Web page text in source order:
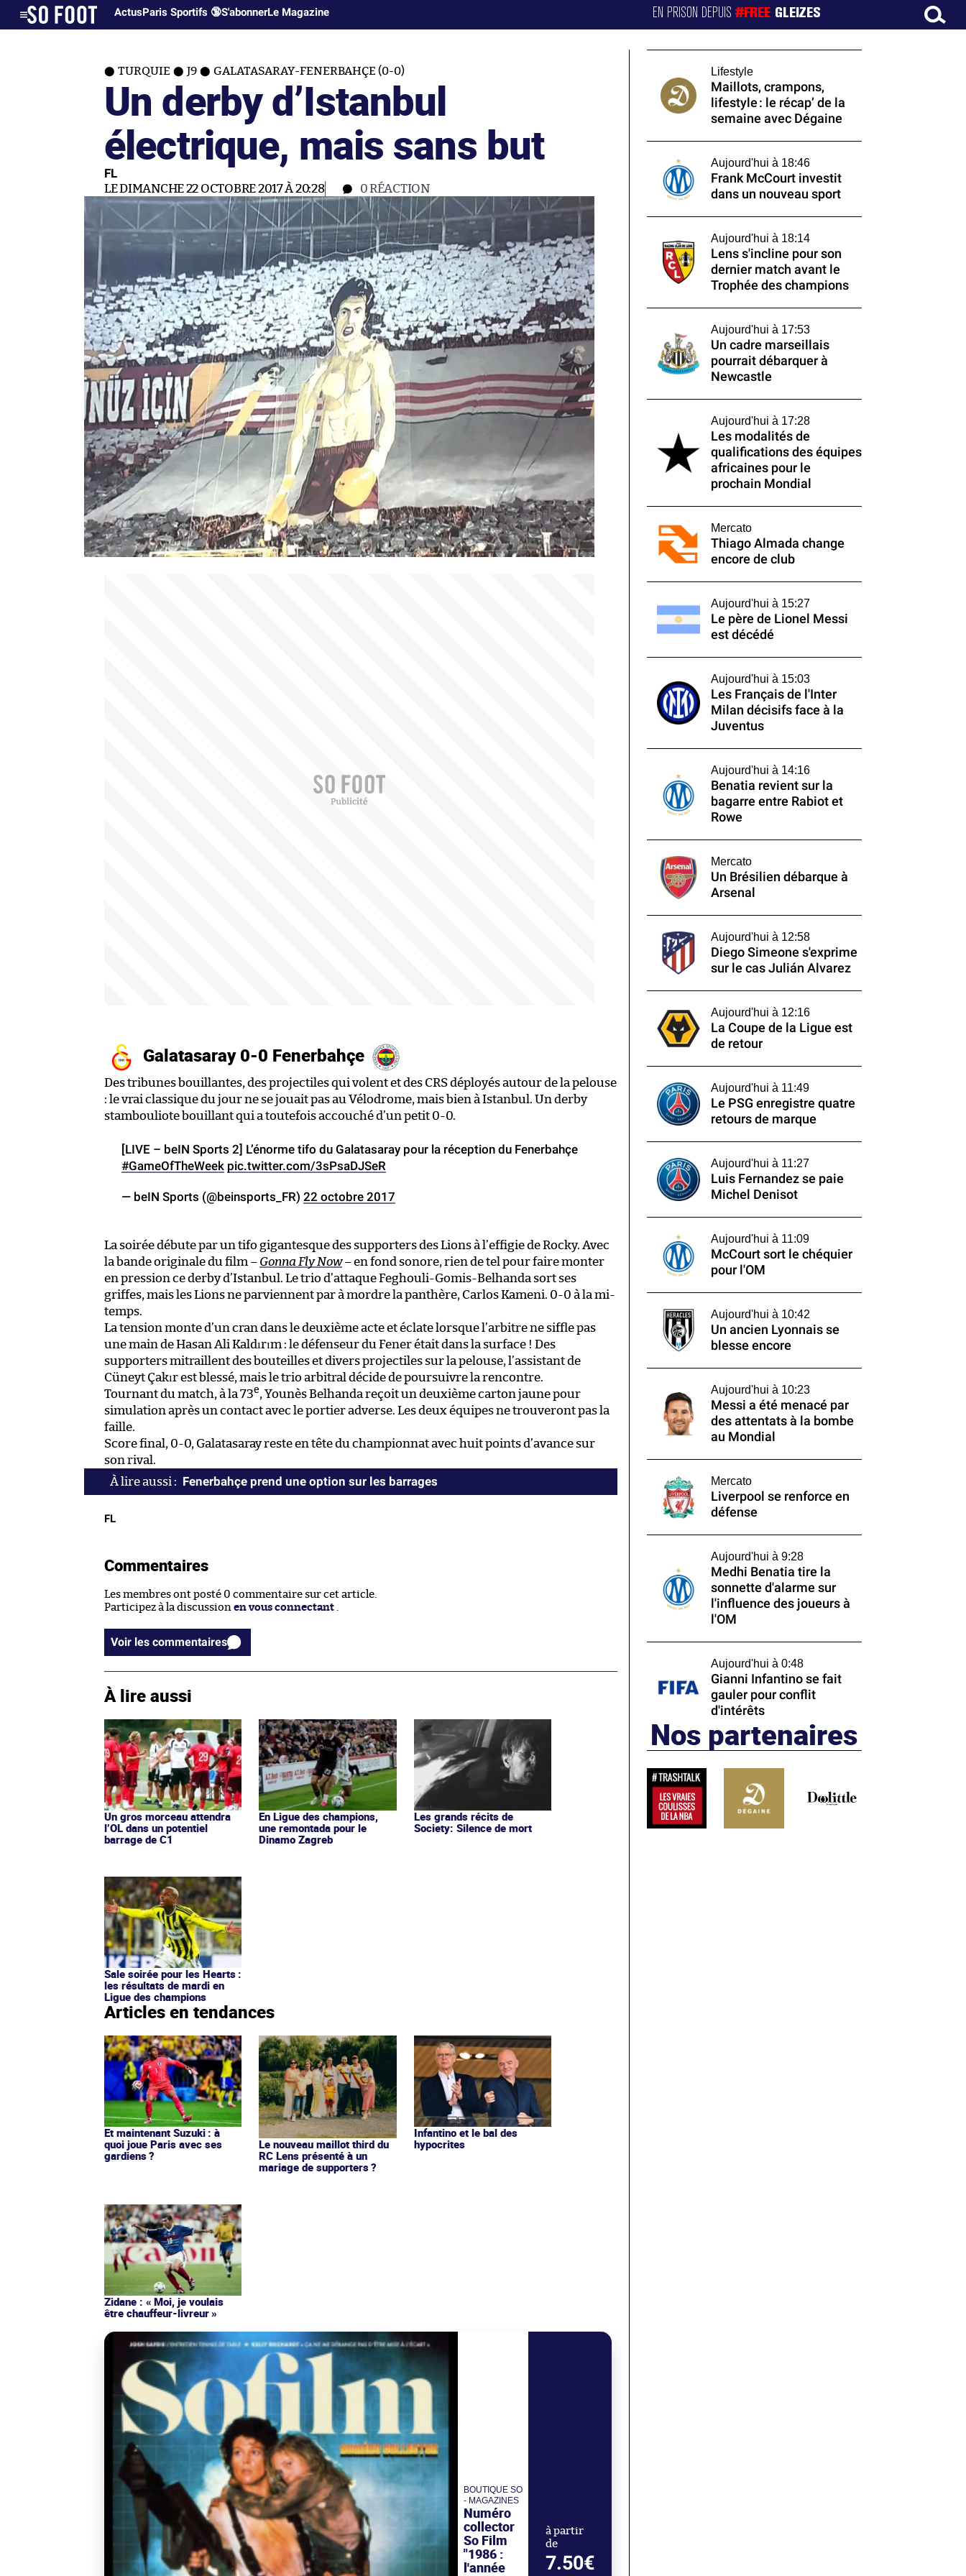
ActusParis Sportifs 🔞S'abonnerLe Magazine EN PRISON DEPUIS#FREE GLEIZES
TURQUIE J9 GALATASARAY-FENERBAHÇE (0-0)
Un derby d’Istanbul
électrique, mais sans but
FL
LE DIMANCHE 22 OCTOBRE 2017 À 20:28 0RÉACTION
Galatasaray 0-0 Fenerbahçe
Des tribunes bouillantes, des projectiles qui volent et des CRS déployés autour de la pelouse
: le vrai classique du jour ne se jouait pas au Vélodrome, mais bien à Istanbul. Un derby
stambouliote bouillant qui a toutefois accouché d’un petit 0-0.
[LIVE – beIN Sports 2] L’énorme tifo du Galatasaray pour la réception du Fenerbahçe
#GameOfTheWeek pic.twitter.com/3sPsaDJSeR
— beIN Sports (@beinsports_FR) 22 octobre 2017
La soirée débute par un tifo gigantesque des supporters des Lions à l’effigie de Rocky. Avec
la bande originale du film – Gonna Fly Now– en fond sonore, rien de tel pour faire monter
en pression ce derby d’Istanbul. Le trio d’attaque Feghouli-Gomis-Belhanda sort ses
griffes, mais les Lions ne parviennent par à mordre la panthère, Carlos Kameni. 0-0 à la mi-
temps.
La tension monte d’un cran dans le deuxième acte et éclate lorsque l’arbitre ne siffle pas
une main de Hasan Ali Kaldırım : le défenseur du Fener était dans la surface ! Des
supporters mitraillent des bouteilles et divers projectiles sur la pelouse, l’assistant de
Cüneyt Çakır est blessé, mais le trio arbitral décide de poursuivre la rencontre.
Tournant du match, à la 73e, Younès Belhanda reçoit un deuxième carton jaune pour
simulation après un contact avec le portier adverse. Les deux équipes ne trouveront pas la
faille.
Score final, 0-0, Galatasaray reste en tête du championnat avec huit points d’avance sur
son rival.
Fenerbahçe prend une option sur les barrages
FL
Commentaires
Les membres ont posté 0 commentaire sur cet article.
Participez à la discussion en vous connectant
Voir les commentaires
À lire aussi
Un gros morceau attendra
l’OL dans un potentiel
barrage de C1
En Ligue des champions,
une remontada pour le
Dinamo Zagreb
Les grands récits de
Society: Silence de mort
Sale soirée pour les Hearts :
les résultats de mardi en
Ligue des champions
Articles en tendances
Et maintenant Suzuki : à
quoi joue Paris avec ses
gardiens ?
Le nouveau maillot third du
RC Lens présenté à un
mariage de supporters ?
Infantino et le bal des
hypocrites
Zidane : « Moi, je voulais
être chauffeur-livreur »
BOUTIQUE SO
- MAGAZINES
Numéro
collector
So Film
"1986 :
l'année
à partir
de
7.50€
Lifestyle
Maillots, crampons,
lifestyle : le récap’ de la
semaine avec Dégaine
Aujourd'hui à 18:46
Frank McCourt investit
dans un nouveau sport
Aujourd'hui à 18:14
Lens s'incline pour son
dernier match avant le
Trophée des champions
Aujourd'hui à 17:53
Un cadre marseillais
pourrait débarquer à
Newcastle
Aujourd'hui à 17:28
Les modalités de
qualifications des équipes
africaines pour le
prochain Mondial
Mercato
Thiago Almada change
encore de club
Aujourd'hui à 15:27
Le père de Lionel Messi
est décédé
Aujourd'hui à 15:03
Les Français de l'Inter
Milan décisifs face à la
Juventus
Aujourd'hui à 14:16
Benatia revient sur la
bagarre entre Rabiot et
Rowe
Mercato
Un Brésilien débarque à
Arsenal
Aujourd'hui à 12:58
Diego Simeone s'exprime
sur le cas Julián Alvarez
Aujourd'hui à 12:16
La Coupe de la Ligue est
de retour
Aujourd'hui à 11:49
Le PSG enregistre quatre
retours de marque
Aujourd'hui à 11:27
Luis Fernandez se paie
Michel Denisot
Aujourd'hui à 11:09
McCourt sort le chéquier
pour l'OM
Aujourd'hui à 10:42
Un ancien Lyonnais se
blesse encore
Aujourd'hui à 10:23
Messi a été menacé par
des attentats à la bombe
au Mondial
Mercato
Liverpool se renforce en
défense
Aujourd'hui à 9:28
Medhi Benatia tire la
sonnette d'alarme sur
l'influence des joueurs à
l'OM
Aujourd'hui à 0:48
Gianni Infantino se fait
gauler pour conflit
d'intérêts
Nos partenaires